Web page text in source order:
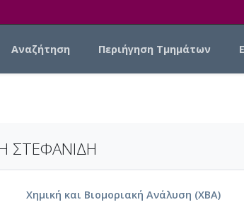
Αναζήτηση Περιήγηση Τμημάτων
ΣΤΕΦΑΝΙΔΗ
Χημική και Βιομοριακή Ανάλυση (ΧΒΑ)